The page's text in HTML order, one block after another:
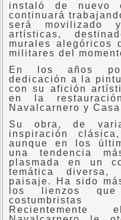
instaló de nuevo
continuará
será movilizado
artísticas,
murales alegóricos
militares del
En los años
dedicación a la
con su afición
en la
Navalcarnero y
Su obra, de
inspiración
aunque en los
una tendencia
plasmada en un
temática
paisaje. Ha sido
los lienzos